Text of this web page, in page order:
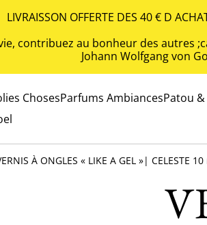
LIVRAISSON OFFERTE DES 40 € D
contribuez au bonheur des autres
Johann Wolfgang von
ChosesParfums AmbiancesPatou
À ONGLES « LIKE A GEL »| CELESTE